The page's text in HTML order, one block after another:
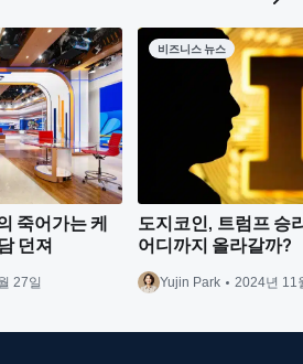
죽어가는 케
던져
27일
도지코인, 트럼프 승
어디까지 올라갈까?
Yujin Park 2024년 11
비즈니스 뉴스